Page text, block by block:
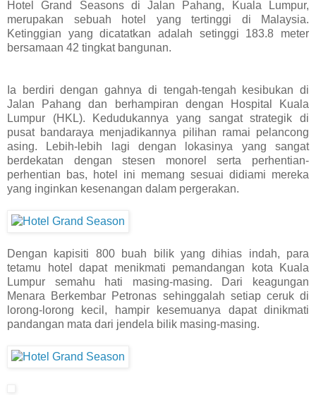
Hotel Grand Seasons di Jalan Pahang, Kuala Lumpur,
merupakan sebuah hotel yang tertinggi di Malaysia.
Ketinggian yang dicatatkan adalah setinggi 183.8 meter
bersamaan 42 tingkat bangunan.
Ia berdiri dengan gahnya di tengah-tengah kesibukan di
Jalan Pahang dan berhampiran dengan Hospital Kuala
Lumpur (HKL). Kedudukannya yang sangat strategik di
pusat bandaraya menjadikannya pilihan ramai pelancong
asing. Lebih-lebih lagi dengan lokasinya yang sangat
berdekatan dengan stesen monorel serta perhentian-
perhentian bas, hotel ini memang sesuai didiami mereka
yang inginkan kesenangan dalam pergerakan.
Dengan kapisiti 800 buah bilik yang dihias indah, para
tetamu hotel dapat menikmati pemandangan kota Kuala
Lumpur semahu hati masing-masing. Dari keagungan
Menara Berkembar Petronas sehinggalah setiap ceruk di
lorong-lorong kecil, hampir kesemuanya dapat dinikmati
pandangan mata dari jendela bilik masing-masing.